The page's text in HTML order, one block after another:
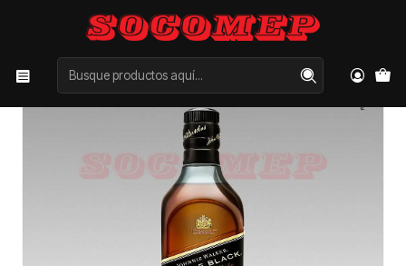
Inicio Categorías LICORES
WHISKY
Whisky Johnnie Walker Double Black 750cc